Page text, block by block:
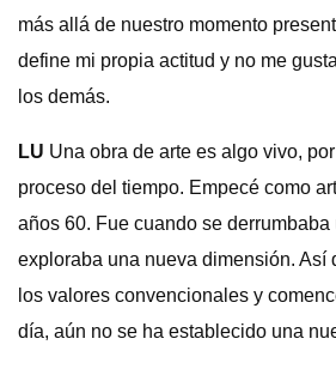
más allá de nuestro momento
define mi propia actitud y no me
los demás.
LU Una obra de arte es algo vivo,
proceso del tiempo. Empecé como
años 60. Fue cuando se derrumbaba
exploraba una nueva dimensión. Así
los valores convencionales y
día, aún no se ha establecido una